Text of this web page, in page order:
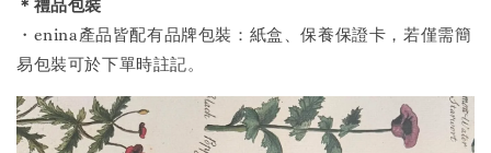
＊禮品包裝
・enina產品皆配有品牌包裝：紙盒、保養保證卡，若僅需簡
易包裝可於下單時註記。